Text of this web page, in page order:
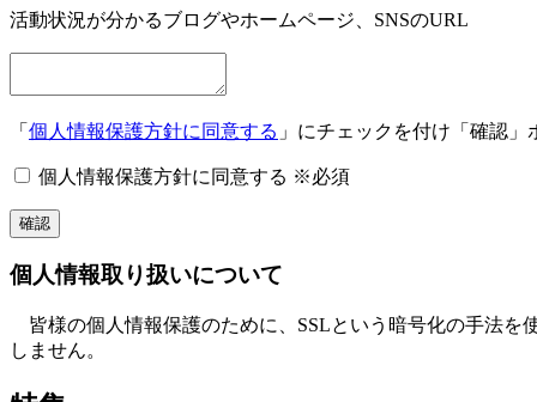
活動状況が分かるブログやホームページ、SNSのURL
「 個人情報保護方針に同意する 」にチェックを付け「確認
個人情報保護方針に同意する ※必須
個人情報取り扱いについて
皆様の個人情報保護のために、SSLという暗号化の手法を
しません。